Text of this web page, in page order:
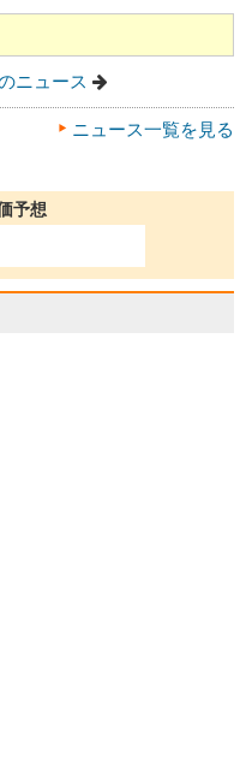
ニュース
ニュース一覧を見る
予想